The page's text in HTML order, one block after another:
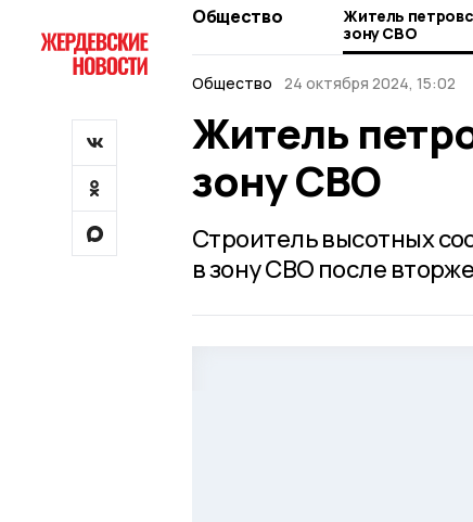
Общество
Житель
зону СВО
Общество
24 октября 2024, 15:02
Житель
зону СВО
Строитель высотных
в зону СВО после